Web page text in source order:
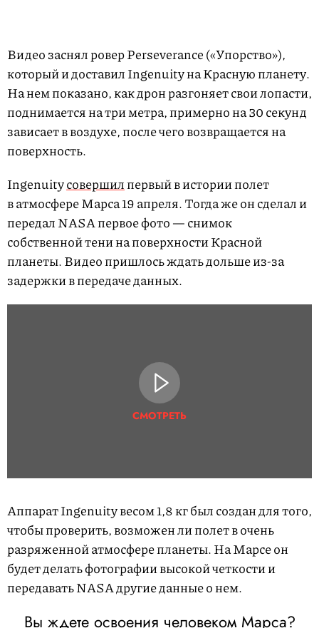
Видео заснял ровер Perseverance («Упорство»),
который и доставил Ingenuity на Красную планету.
На нем показано, как дрон разгоняет свои лопасти,
поднимается на три метра, примерно на 30 секунд
зависает в воздухе, после чего возвращается на
поверхность.
Ingenuityсовершилпервый в истории полет
в атмосфере Марса 19 апреля. Тогда же он сделал и
передал NASA первое фото — снимок
собственной тени на поверхности Красной
планеты. Видео пришлось ждать дольше из-за
задержки в передаче данных.
СМОТРЕТЬ
Аппарат Ingenuity весом 1,8 кг был создан для того,
чтобы проверить, возможен ли полет в очень
разряженной атмосфере планеты.​ На Марсе он
будет делать фотографии высокой четкости и
передавать NASA другие данные о нем.
Вы ждете освоения человеком Марса?